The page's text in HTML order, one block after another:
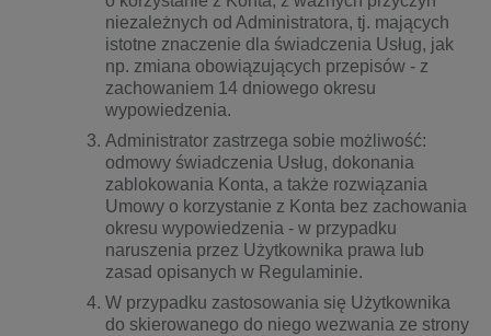
niezależnych od Administratora, tj. mających
istotne znaczenie dla świadczenia Usług, jak
np. zmiana obowiązujących przepisów - z
zachowaniem 14 dniowego okresu
wypowiedzenia.
Administrator zastrzega sobie możliwość:
odmowy świadczenia Usług, dokonania
zablokowania Konta, a także rozwiązania
Umowy o korzystanie z Konta bez zachowania
okresu wypowiedzenia - w przypadku
naruszenia przez Użytkownika prawa lub
zasad opisanych w Regulaminie.
W przypadku zastosowania się Użytkownika
do skierowanego do niego wezwania ze strony